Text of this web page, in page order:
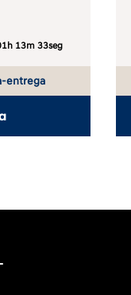
13m 33seg
entrega